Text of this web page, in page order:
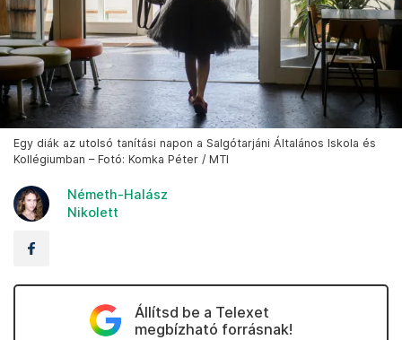
Egy diák az utolsó tanítási napon a Salgótarjáni Általános Iskola és
Kollégiumban – Fotó: Komka Péter / MTI
Németh-Halász
Nikolett
Állítsd be a Telexet
megbízható forrásnak!